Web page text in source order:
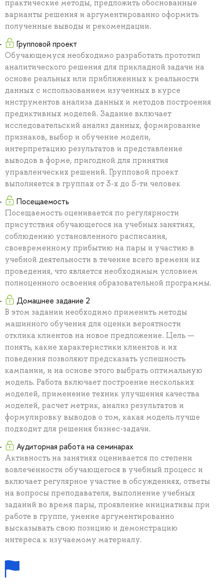
практические методы, предложить обоснованные
варианты решения и аргументированно оформить
полученные выводы и рекомендации.
Групповой проект
Обучающемуся необходимо разработать прототип
аналитического решения для прикладной задачи на
основе реальных или приближенных к реальности
данных с использованием изученных в курсе
инструментов анализа данных и методов построения
предиктивных моделей. Задание включает
исследовательский анализ данных, формирование
признаков, выбор и обучение модели,
интерпретацию результатов и представление
выводов в форме, пригодной для принятия
управленческих решений. Групповой проект
выполняется в группах от 3-х до 5-ти человек
Посещаемость
Посещаемость оценивается по регулярности
присутствия обучающегося на учебных занятиях,
соблюдению установленного расписания,
своевременному прибытию на пары и участию в
учебной деятельности в течение всего времени их
проведения, что является необходимым условием
полноценного освоения образовательной программы.
Домашнее задание 2
В этом задании необходимо применить методы
машинного обучения для оценки вероятности
отклика клиентов на новое предложение. Цель —
понять, какие характеристики клиентов и их
поведения позволяют предсказать успешность
кампании, и на основе этого выбрать оптимальную
модель. Работа включает построение нескольких
моделей, применение техник улучшения качества
моделей, расчет метрик, анализ результатов и
формулировку выводов о том, какая модель лучше
подходит для решения бизнес-задачи.
Аудиторная работа на семинарах
Активность на занятиях оценивается по степени
вовлечённости обучающегося в учебный процесс и
включает регулярное участие в обсуждениях, ответы
на вопросы преподавателя, выполнение учебных
заданий во время пары, проявление инициативы при
работе в группе, умение аргументированно
высказывать свою позицию и демонстрацию
интереса к изучаемому материалу.